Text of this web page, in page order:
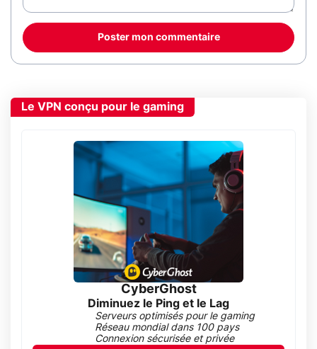
Poster mon commentaire
Le VPN conçu pour le gaming
CyberGhost
Diminuez le Ping et le Lag
Serveurs optimisés pour le gaming
Réseau mondial dans 100 pays
Connexion sécurisée et privée